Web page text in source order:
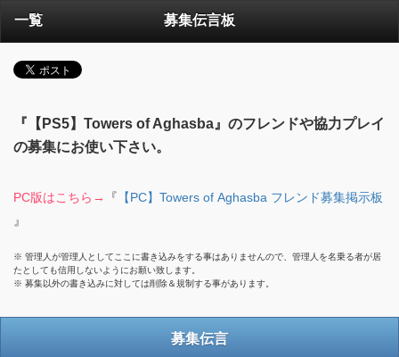
一覧 募集伝言板
『【PS5】Towers of Aghasba』のフレンドや協力プレイ
の募集にお使い下さい。
PC版はこちら→ 『 【PC】Towers of Aghasba フレンド募集掲示板
』
※ 管理人が管理人としてここに書き込みをする事はありませんので、管理人を名乗る者が居
たとしても信用しないようにお願い致します。
※ 募集以外の書き込みに対しては削除＆規制する事があります。
募集伝言